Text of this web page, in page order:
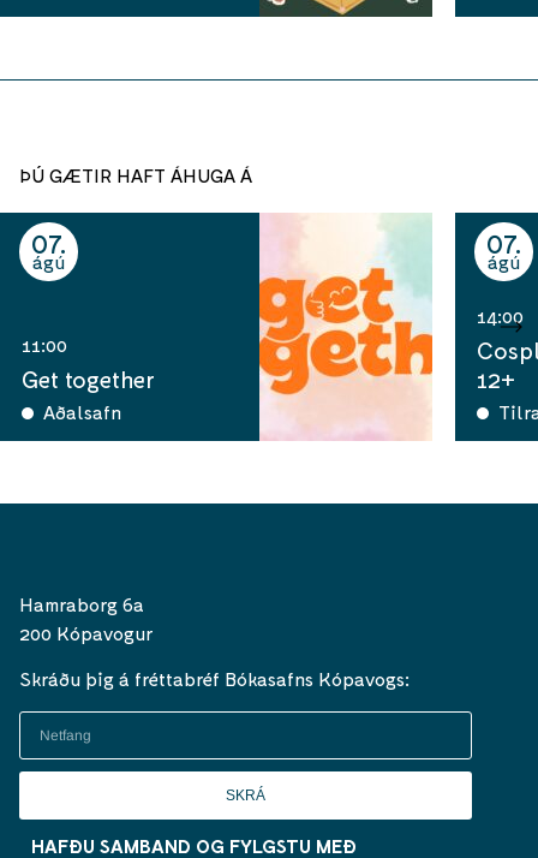
ÞÚ GÆTIR HAFT ÁHUGA Á
07
ágú
11:00
Get together
Aðalsafn
07
ágú
14:00
12+
Hamraborg 6a
200 Kópavogur
Skráðu þig á fréttabréf Bókasafns Kópavogs:
SKRÁ
HAFÐU SAMBAND OG FYLGSTU MEÐ